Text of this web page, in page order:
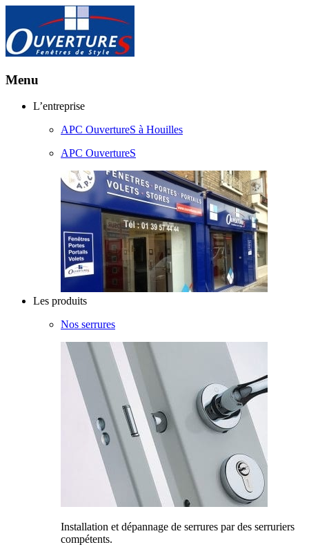
Menu
Aller
L’entreprise
APC OuvertureS à Houilles
APC OuvertureS
Les produits
Nos serrures
Installation et dépannage de serrures par des serruriers
compétents.